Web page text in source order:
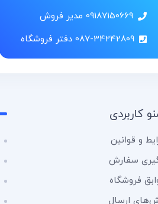
09187150669 مدیر فروش
087-34242809 دفتر فروشگاه
کاربردی
و قوانین
سفارش
فروشگاه
ارسال